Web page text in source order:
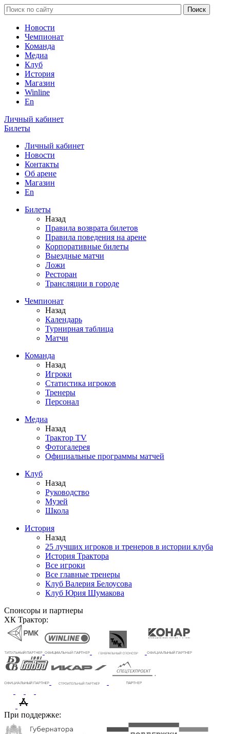
Новости
Чемпионат
Команда
Медиа
Клуб
История
Магазин
Winline
En
Личный кабинет
Билеты
Личный кабинет
Новости
Контакты
Об арене
Магазин
En
Билеты
Назад
Правила возврата билетов
Правила поведения на арене
Корпоративные билеты
Выездные матчи
Ложи
Ресторан
Трансляции в городе
Чемпионат
Назад
Календарь
Турнирная таблица
Матчи
Команда
Назад
Игроки
Статистика игроков
Тренеры
Персонал
Медиа
Назад
Трактор TV
Фотогалерея
Официальные программы матчей
Клуб
Назад
Руководство
Музей
Школа
История
Назад
25 лучших игроков и тренеров в истории клуба
История Трактора
Все игроки
Все главные тренеры
Клуб Валерия Белоусова
Клуб Юрия Шумакова
Спонсоры и партнеры
ХК Трактор:
При поддержке: